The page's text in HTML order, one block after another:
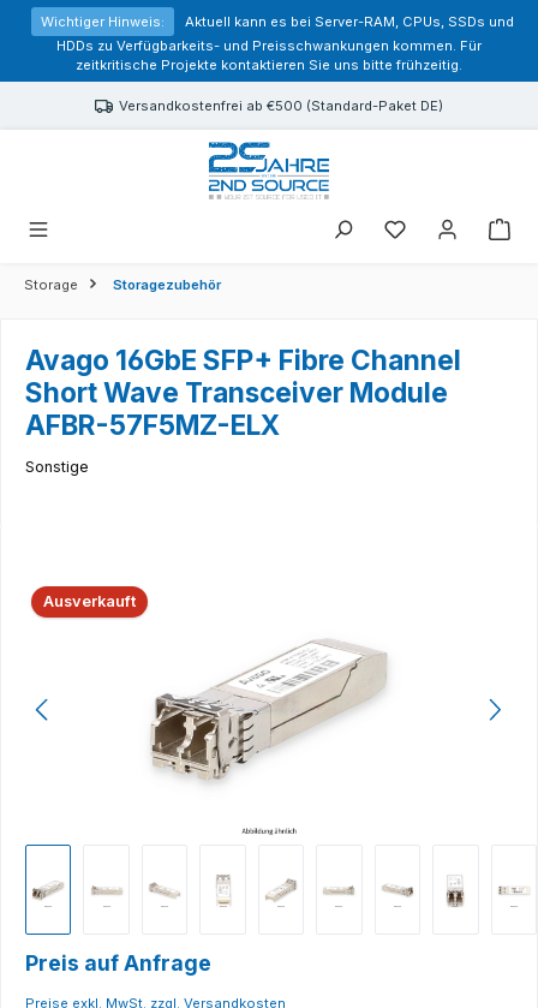
springen
Wichtiger Hinweis:
Aktuell kann es bei Server-RAM, CPUs, SSDs und
HDDs zu Verfügbarkeits- und Preisschwankungen kommen. Für
zeitkritische Projekte kontaktieren Sie uns bitte frühzeitig.
Versandkostenfrei ab €500 (Standard-Paket DE)
Sie haben 0
Storage Storagezubehör
Avago 16GbE SFP+ Fibre Channel
Short Wave Transceiver Module
AFBR-57F5MZ-ELX
Sonstige
Bildergalerie überspringen
Ausverkauft
Preis auf Anfrage
Preise exkl. MwSt. zzgl. Versandkosten